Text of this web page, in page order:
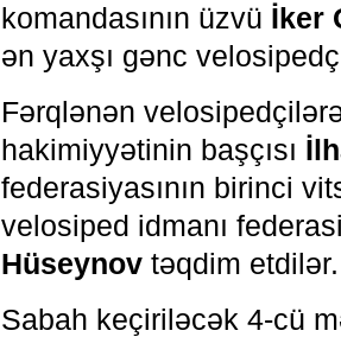
komandasının üzvü İker
ən yaxşı gənc
Fərqlənən
hakimiyyətinin başçısı
federasiyasının birinci
velosiped idmanı
Hüseynovtəqdim etdilər.
Sabah keçiriləcək 4-cü